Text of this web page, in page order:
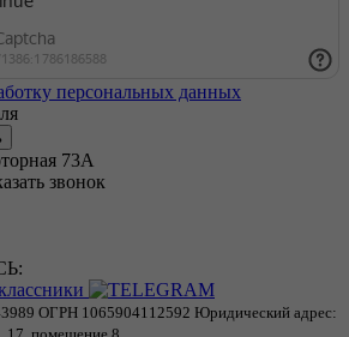
персональных данных
73А
звонок
ОГРН 1065904112592 Юридический адрес: